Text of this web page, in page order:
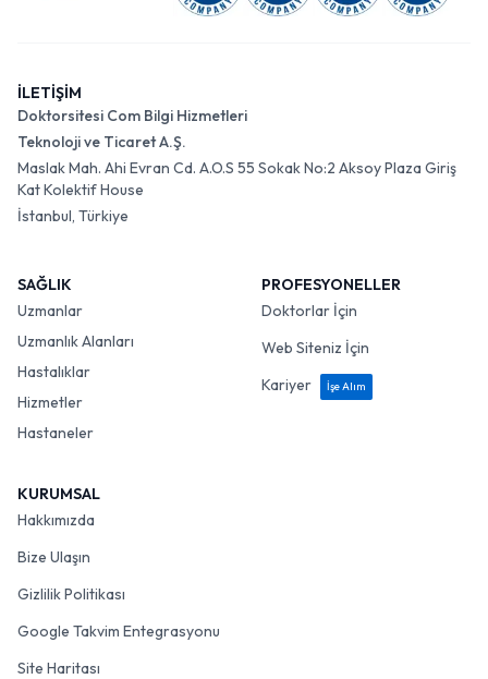
İLETİŞİM
Doktorsitesi Com Bilgi Hizmetleri
Teknoloji ve Ticaret A.Ş.
Maslak Mah. Ahi Evran Cd. A.O.S 55 Sokak No:2 Aksoy Plaza Giriş
Kat Kolektif House
İstanbul, Türkiye
SAĞLIK
Uzmanlar
Uzmanlık Alanları
Hastalıklar
Hizmetler
Hastaneler
PROFESYONELLER
Doktorlar İçin
Web Siteniz İçin
Kariyer
İşe Alım
KURUMSAL
Hakkımızda
Bize Ulaşın
Gizlilik Politikası
Google Takvim Entegrasyonu
Site Haritası